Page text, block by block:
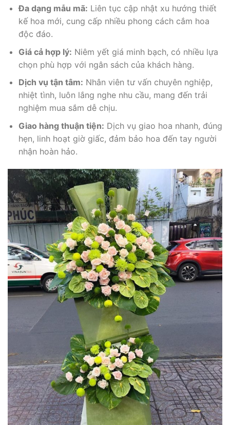
Đa dạng mẫu mã: Liên tục cập nhật xu hướng thiết
kế hoa mới, cung cấp nhiều phong cách cắm hoa
độc đáo.
Giá cả hợp lý: Niêm yết giá minh bạch, có nhiều lựa
chọn phù hợp với ngân sách của khách hàng.
Dịch vụ tận tâm: Nhân viên tư vấn chuyên nghiệp,
nhiệt tình, luôn lắng nghe nhu cầu, mang đến trải
nghiệm mua sắm dễ chịu.
Giao hàng thuận tiện: Dịch vụ giao hoa nhanh, đúng
hẹn, linh hoạt giờ giấc, đảm bảo hoa đến tay người
nhận hoàn hảo.